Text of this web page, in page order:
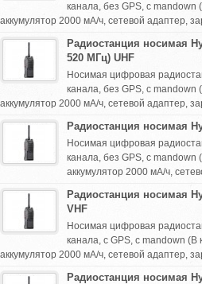
канала, без GPS, с mandown
аккумулятор 2000 мА/ч, сетевой адаптер,
Радиостанция носимая
520 МГц) UHF
Носимая цифровая
канала, без GPS, с mandown
аккумулятор 2000 мА/ч, сетевой адаптер,
Радиостанция носимая
Носимая цифровая
канала, без GPS, с mandown
аккумулятор 2000 мА/ч,
Радиостанция носимая
VHF
Носимая цифровая
канала, с GPS, с mandown (В
аккумулятор 2000 мА/ч, сетевой адаптер,
Радиостанция носимая